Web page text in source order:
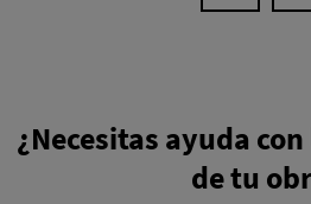
¿Necesitas ayuda
de tu